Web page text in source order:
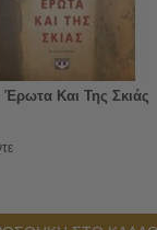
Έρωτα Και Της Σκιάς